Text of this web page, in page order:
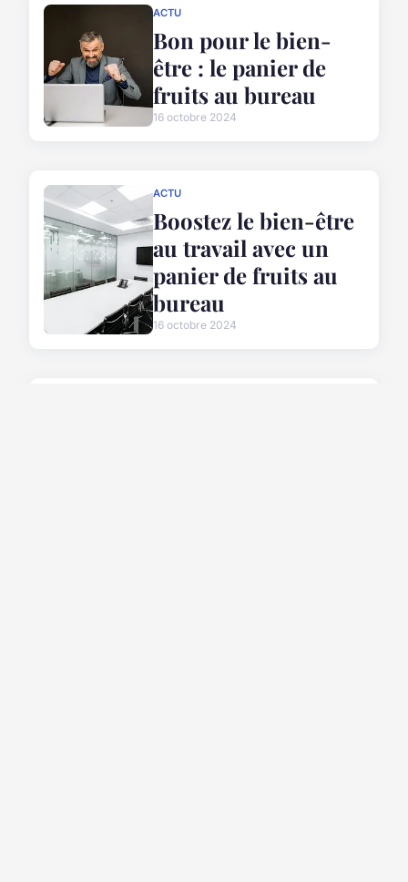
ACTU
Bon pour le bien-
être : le panier de
fruits au bureau
16 octobre 2024
ACTU
Boostez le bien-être
au travail avec un
panier de fruits au
bureau
16 octobre 2024